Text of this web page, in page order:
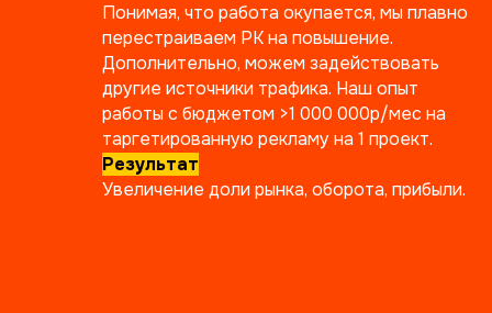
Понимая, что работа окупается, мы плавно
перестраиваем РК на повышение.
Дополнительно, можем задействовать
другие источники трафика. Наш опыт
работы с бюджетом >1 000 000р/мес на
таргетированную рекламу на 1 проект.
Результат
Увеличение доли рынка, оборота, прибыли.